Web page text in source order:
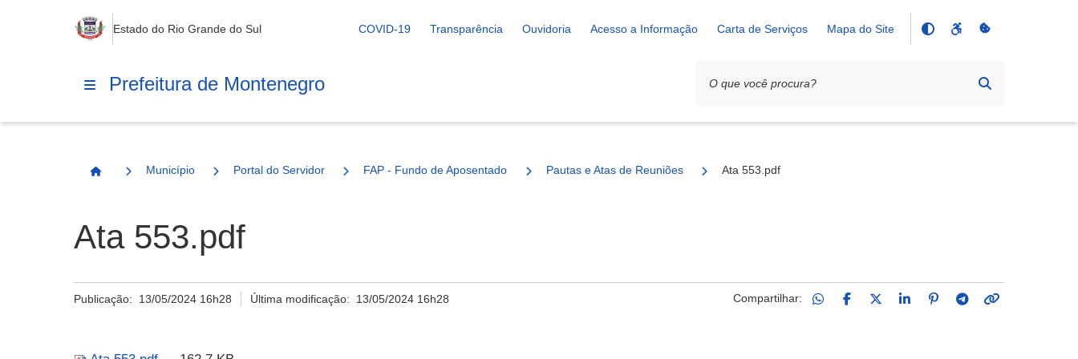
Estado do Rio Grande do Sul COVID-19 Transparência Ouvidoria Acesso a Informação Carta de Serviços Mapa do Site
Prefeitura de Montenegro
Página Inicial
Município Portal do Servidor FAP - Fundo de Aposentadoria e PensãoPautas e Atas de Reuniões Ata 553.pdf
Ata 553.pdf
Publicação: 13/05/2024 16h28 Última modificação: 13/05/2024 16h28 Compartilhar: